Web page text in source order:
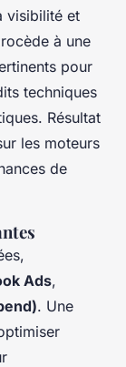
visibilité et
à une
pour
techniques
Résultat
les moteurs
de
Ads,
. Une